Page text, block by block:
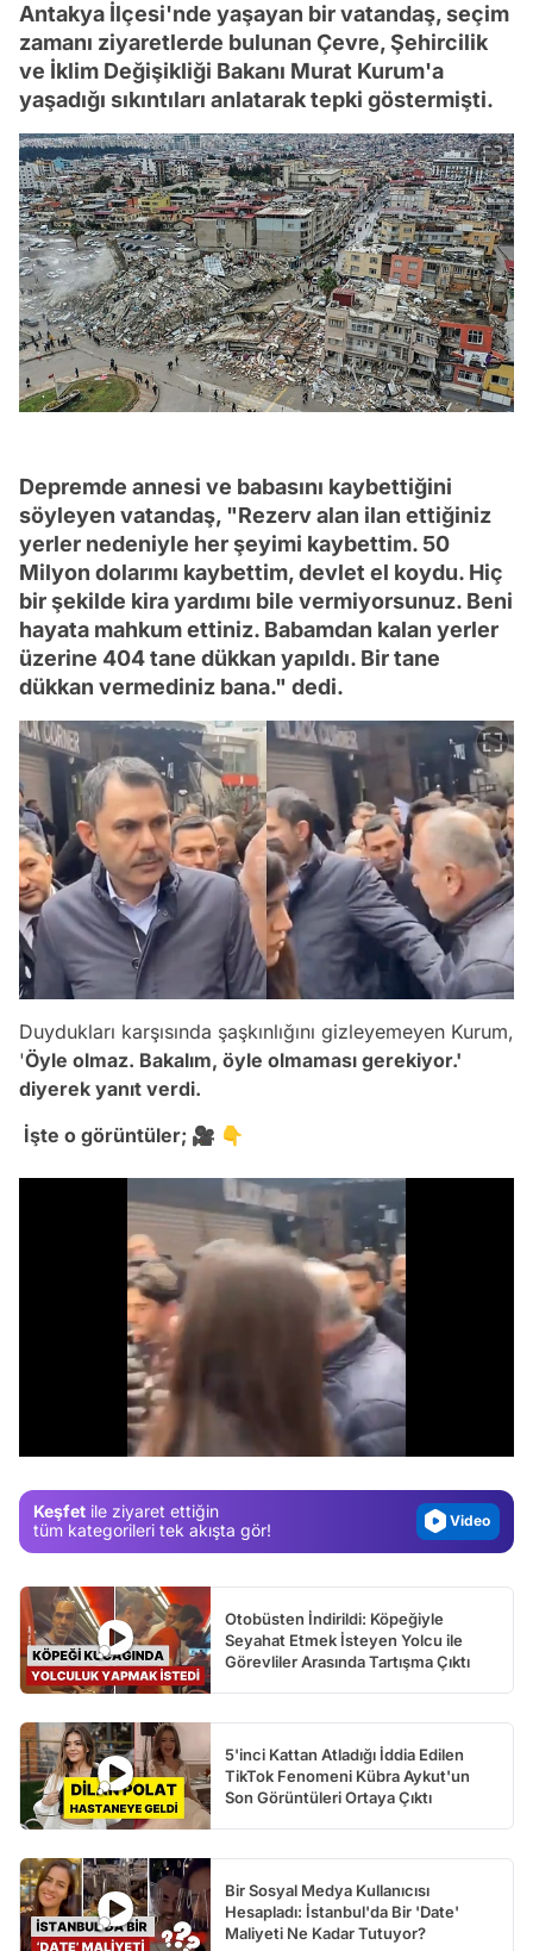
Antakya İlçesi'nde yaşayan bir vatandaş, seçim
zamanı ziyaretlerde bulunan Çevre, Şehircilik
ve İklim Değişikliği Bakanı Murat Kurum'a
yaşadığı sıkıntıları anlatarak tepki göstermişti.
Depremde annesi ve babasını kaybettiğini
söyleyen vatandaş, "Rezerv alan ilan ettiğiniz
yerler nedeniyle her şeyimi kaybettim. 50
Milyon dolarımı kaybettim, devlet el koydu. Hiç
bir şekilde kira yardımı bile vermiyorsunuz. Beni
hayata mahkum ettiniz. Babamdan kalan yerler
üzerine 404 tane dükkan yapıldı. Bir tane
dükkan vermediniz bana." dedi.
Duydukları karşısında şaşkınlığını gizleyemeyen Kurum,
'Öyle olmaz. Bakalım, öyle olmaması gerekiyor.'
diyerek yanıt verdi.
İşte o görüntüler; 🎥 👇
Keşfet ile ziyaret ettiğin
tüm kategorileri tek akışta gör!
Video
Otobüsten İndirildi: Köpeğiyle
Seyahat Etmek İsteyen Yolcu ile
Görevliler Arasında Tartışma Çıktı
5'inci Kattan Atladığı İddia Edilen
TikTok Fenomeni Kübra Aykut'un
Son Görüntüleri Ortaya Çıktı
Bir Sosyal Medya Kullanıcısı
Hesapladı: İstanbul'da Bir 'Date'
Maliyeti Ne Kadar Tutuyor?